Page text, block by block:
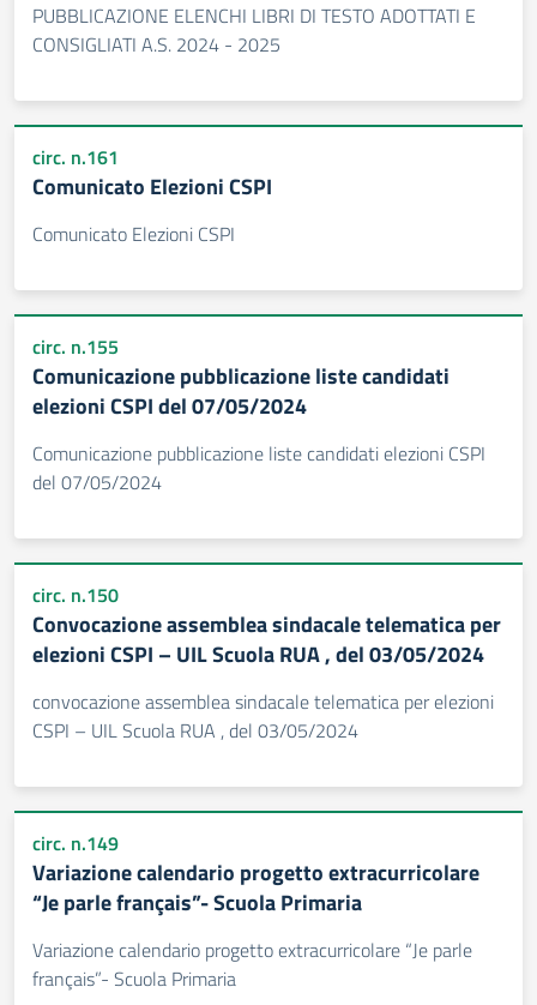
PUBBLICAZIONE ELENCHI LIBRI DI TESTO ADOTTATI E
CONSIGLIATI A.S. 2024 - 2025
circ. n.161
Comunicato Elezioni CSPI
Comunicato Elezioni CSPI
circ. n.155
Comunicazione pubblicazione liste candidati
elezioni CSPI del 07/05/2024
Comunicazione pubblicazione liste candidati elezioni CSPI
del 07/05/2024
circ. n.150
Convocazione assemblea sindacale telematica per
elezioni CSPI – UIL Scuola RUA , del 03/05/2024
convocazione assemblea sindacale telematica per elezioni
CSPI – UIL Scuola RUA , del 03/05/2024
circ. n.149
Variazione calendario progetto extracurricolare
“Je parle français”- Scuola Primaria
Variazione calendario progetto extracurricolare “Je parle
français”- Scuola Primaria